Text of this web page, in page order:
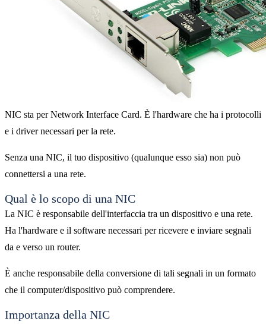
NIC sta per Network Interface Card. È l'hardware che ha i protocolli
e i driver necessari per la rete.
Senza una NIC, il tuo dispositivo (qualunque esso sia) non può
connettersi a una rete.
Qual ​​è lo scopo di una NIC
La NIC è responsabile dell'interfaccia tra un dispositivo e una rete.
Ha l'hardware e il software necessari per ricevere e inviare segnali
da e verso un router.
È anche responsabile della conversione di tali segnali in un formato
che il computer/dispositivo può comprendere.
Importanza della NIC